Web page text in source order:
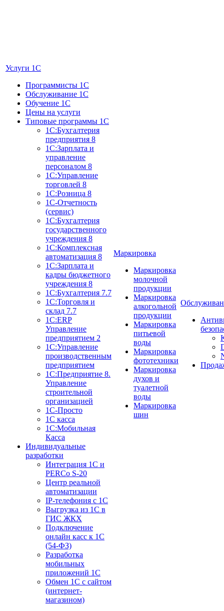
Услуги 1C
Программисты 1С
Обслуживание 1С
Обучение 1С
Цены на услуги
Типовые программы 1С
1С:Бухгалтерия
предприятия 8
1С:Зарплата и
управление
персоналом 8
1С:Управление
торговлей 8
1С:Розница 8
1С-Отчетность
(сервис)
1С:Бухгалтерия
государственного
учреждения 8
1С:Комплексная
автоматизация 8
1С:Зарплата и
кадры бюджетного
учреждения 8
1С:Бухгалтерия 7.7
1С:Торговля и
склад 7.7
1С:ERP
Управление
предприятием 2
1С:Управление
производственным
предприятием
1С:Предприятие 8.
Управление
строительной
организацией
1С-Просто
1С касса
1С:Мобильная
Касса
Индивидуальные
разработки
Интеграция 1С и
PERCo S-20
Центр реальной
автоматизации
IP-телефония с 1С
Выгрузка из 1С в
ГИС ЖКХ
Подключение
онлайн касс к 1С
(54-ФЗ)
Разработка
мобильных
приложений 1С
Обмен 1С с сайтом
(интернет-
магазином)
Маркировка
Маркировка
молочной
продукции
Маркировка
алкогольной
продукции
Маркировка
питьевой
воды
Маркировка
фототехники
Маркировка
духов и
туалетной
воды
Маркировка
шин